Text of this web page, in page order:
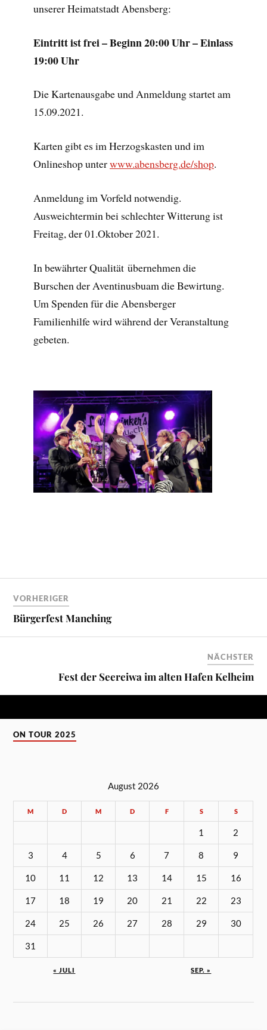
unserer Heimatstadt Abensberg:
Eintritt ist frei – Beginn 20:00 Uhr – Einlass
19:00 Uhr
Die Kartenausgabe und Anmeldung startet am
15.09.2021.
Karten gibt es im Herzogskasten und im
Onlineshop unterwww.abensberg.de/shop.
Anmeldung im Vorfeld notwendig.
Ausweichtermin bei schlechter Witterung ist
Freitag, der 01.Oktober 2021.
In bewährter Qualität übernehmen die
Burschen der Aventinusbuam die Bewirtung.
Um Spenden für die Abensberger
Familienhilfe wird während der Veranstaltung
gebeten.
VORHERIGER
Bürgerfest Manching
NÄCHSTER
Fest der Seereiwa im alten Hafen Kelheim
ON TOUR 2025
August 2026
M D M D F S S
1 2
3 4 5 6 7 8 9
10 11 12 13 14 15 16
17 18 19 20 21 22 23
24 25 26 27 28 29 30
31
« JULI SEP. »